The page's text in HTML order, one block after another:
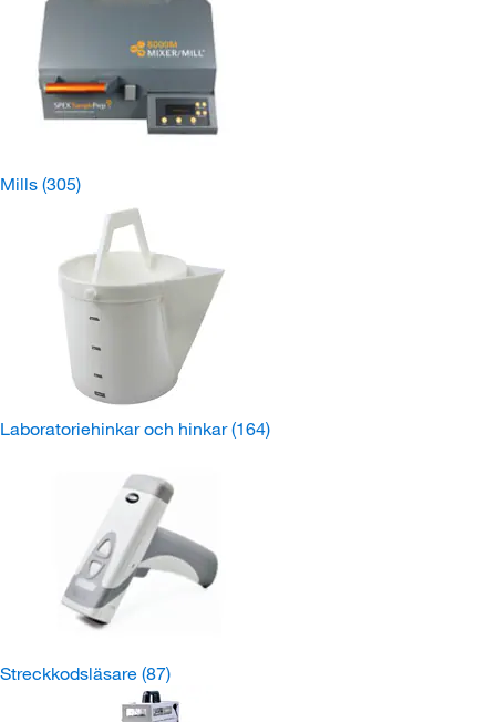
Mills (305)
Laboratoriehinkar och hinkar(164)
Streckkodsläsare (87)